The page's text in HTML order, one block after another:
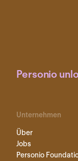
Personio
Unternehmen
Über
Jobs
Personio